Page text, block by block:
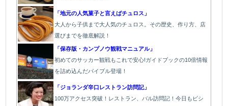
「地元の人気菓子と言えばチュロス」
大人から子供まで大人気のチュロス。その歴史、作り方、店
選びまでを徹底解説！
「保存版・カンプノウ観戦マニュアル」
初めてのサッカー観戦もこれで安心!ガイドブックの10倍情報
を詰め込んだバイブル登場！
「 ジョランダ辛口レストラン訪問記」
100万アクセス突破！レストラン、バル訪問記！今日もビシ